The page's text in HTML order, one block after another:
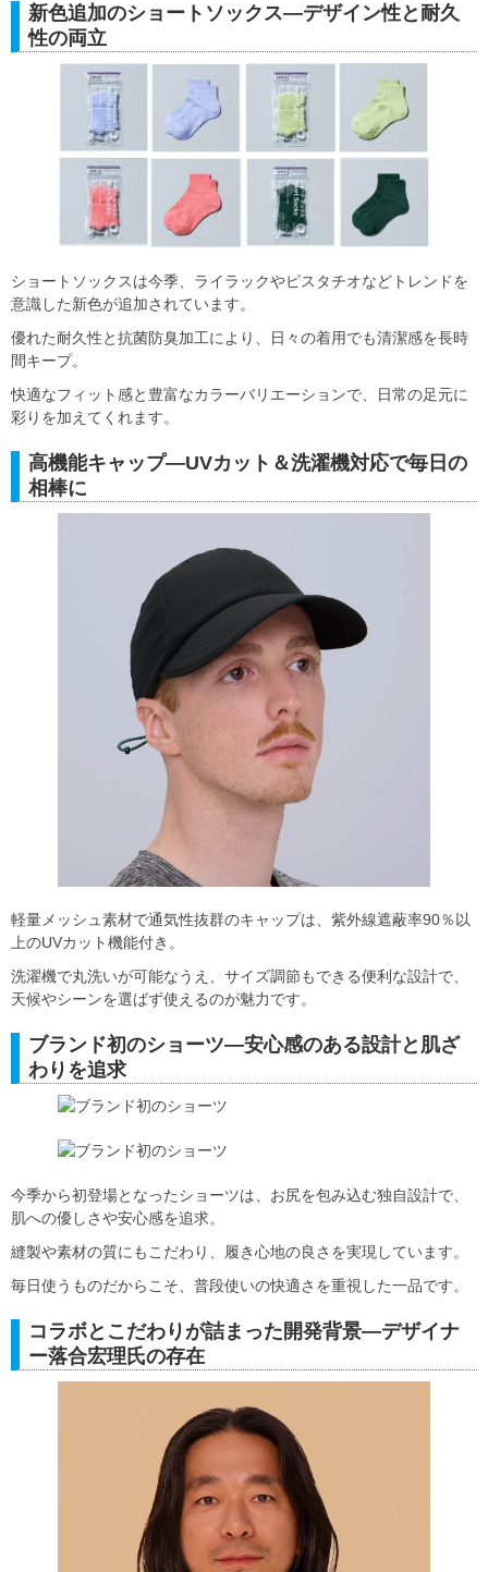
新色追加のショートソックス―デザイン性と耐久
性の両立
ショートソックスは今季、ライラックやピスタチオなどトレンドを
意識した新色が追加されています。
優れた耐久性と抗菌防臭加工により、日々の着用でも清潔感を長時
間キープ。
快適なフィット感と豊富なカラーバリエーションで、日常の足元に
彩りを加えてくれます。
高機能キャップ―UVカット＆洗濯機対応で毎日の
相棒に
軽量メッシュ素材で通気性抜群のキャップは、紫外線遮蔽率90％以
上のUVカット機能付き。
洗濯機で丸洗いが可能なうえ、サイズ調節もできる便利な設計で、
天候やシーンを選ばず使えるのが魅力です。
ブランド初のショーツ―安心感のある設計と肌ざ
わりを追求
今季から初登場となったショーツは、お尻を包み込む独自設計で、
肌への優しさや安心感を追求。
縫製や素材の質にもこだわり、履き心地の良さを実現しています。
毎日使うものだからこそ、普段使いの快適さを重視した一品です。
コラボとこだわりが詰まった開発背景―デザイナ
ー落合宏理氏の存在